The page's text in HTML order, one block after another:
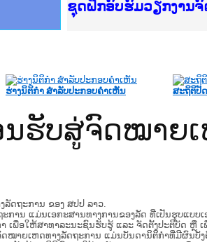
Ministry of Justice
ເຜີຍແຜ່ວັບໄຊຈົດໝາຍ
ກະຊວງຍຸຕິທຳ
ຊຸດຝຶກອົບຮົມວຽກງານ
ກອງປະຊຸມທົບທວນຄືນ
ຝຶກອົບຮົມ ຜູ່ປະສານງາ
ຝຶກອົບຮົມ ຜູ່ປະສານງາ
ເຜີຍແຜ່ແອັບກົດໝາຍລ
ເຜີຍແຜ່ແອັບກົດໝາຍລ
ຍົກລະດັບວຽກງານຈົດ
ຊຸດຝຶກອົບຮົມວຽກງານ
ຮ່າງນິຕິກໍາ ສໍາລັບປະກອບຄໍາເຫັນ ສະຖິຕິປັ
ຮັບສູ່ຈົດໝາຍເ
ດຖະການ ຂອງ ສປປ ລາວ.
ານ ແມ່ນ​ເອ​ກະ​ສານ​ທາງ​ການ​ຂອງ​ລັດ ທີ່​ເປັນ​ຮູບ​ແບບ​
ເພື່ອໃຫ້​ສາ​ທາ​ລະ​ນະ​ຊົນ​ຮັບ​ຮູ້ ແລະ ຈັດ​ຕັ້ງ​ປະ​ຕິ​ບັດ ຫຼື
ດ​ໝາຍ​ເຫດ​ທາງ​ລັດ​ຖະ​ການ ​ແມ່ນ​ບັນ​ດາ​ນິ​ຕິ​ກຳ​ທີ່​ມີ​ຜົນ​ບັ